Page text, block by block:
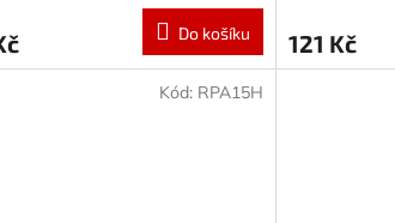
Do košíku 121 Kč
Kód: RPA15H